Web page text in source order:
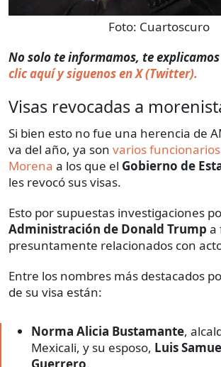
Foto: Cuartoscuro
No solo te informamos, te
clic aquí y siguenos en X (Twitter).
Visas revocadas a
Si bien esto no fue una herencia de
va del año, ya son varios
Morena a los que el Gobierno de
les revocó sus visas.
Esto por supuestas investigaciones
Administración de Donald Trump a
presuntamente relacionados con
Entre los nombres más destacados
de su visa están:
Norma Alicia Bustamante,
Mexicali, y su esposo, Luis
Guerrero.